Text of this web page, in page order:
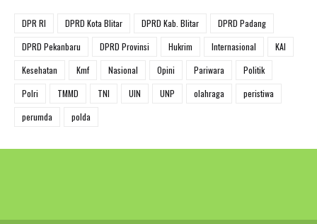
DPR RI DPRD Kota Blitar DPRD Kab. Blitar
DPRD Padang
DPRD Pekanbaru
DPRD Provinsi Hukrim Internasional
KAI
Kesehatan
Kmf Nasional Opini Pariwara
Politik
Polri
TMMD TNI UIN UNP olahraga
peristiwa
perumda
polda